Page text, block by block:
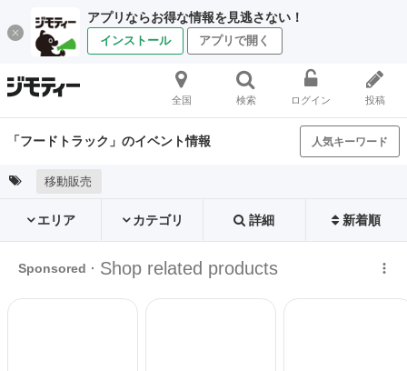
アプリならお得な情報を見逃さない！
インストール アプリで開く
全国 検索 ログイン 投稿
「フードトラック」のイベント情報 人気キーワード
移動販売
エリア カテゴリ 詳細 新着順